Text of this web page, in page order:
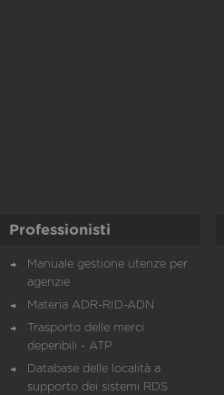
Professionisti
Manuale gestione utenze per
agenzie
Materia ADR-RID-ADN
Trasporto delle merci
deperibili - ATP
Database delle località a
supporto dei sistemi RDS